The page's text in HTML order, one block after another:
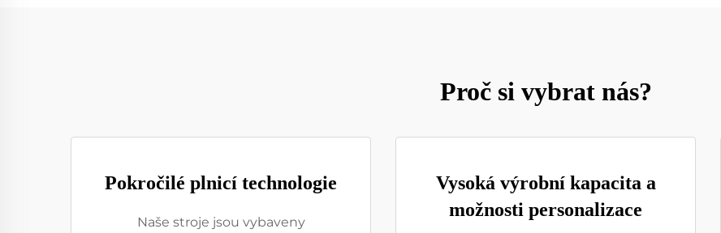
Proč si vybrat nás?
Pokročilé plnicí technologie
Naše stroje jsou vybaveny
Vysoká výrobní kapacita a
možnosti personalizace